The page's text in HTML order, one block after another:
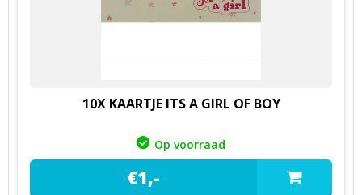
10X KAARTJE ITS A GIRL OF BOY
Op voorraad
€1,-